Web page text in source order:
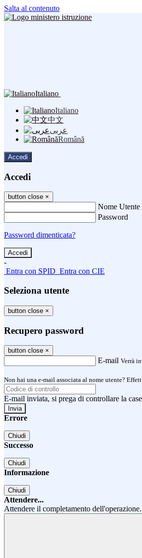
Salta al contenuto
Italiano
Italiano
中文
عربى
Română
Accedi
Accedi
button close ×
Nome Utente
Password
Password dimenticata?
-
Entra con SPID Entra con CIE
Seleziona utente
button close ×
Recupero password
button close ×
E-mail Verrà
Non hai una e-mail associata al nome utente?
E-mail inviata, si prega di controllare la
Errore
Chiudi
Successo
Chiudi
Informazione
Chiudi
Attendere...
Attendere il completamento